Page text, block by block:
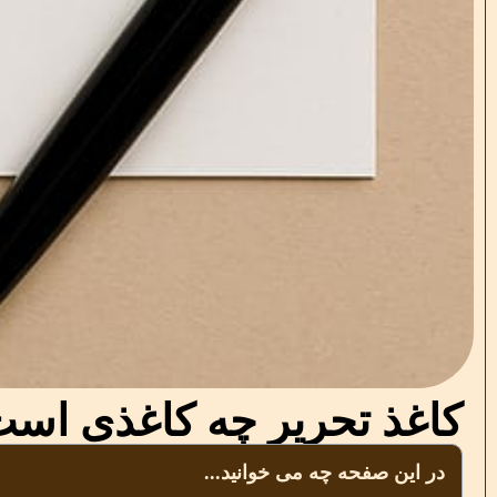
کاغذ تحریر چه کاغذی
در این صفحه چه می خوانید...